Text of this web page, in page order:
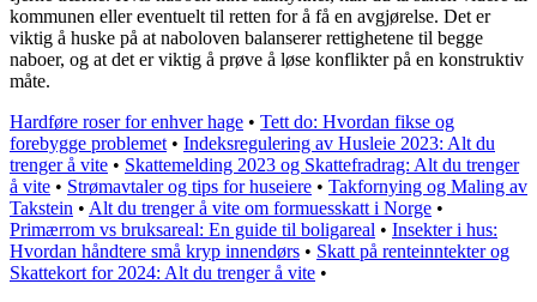
kommunen eller eventuelt til retten for å få en avgjørelse. Det er
viktig å huske på at naboloven balanserer rettighetene til begge
naboer, og at det er viktig å prøve å løse konflikter på en konstruktiv
måte.
Hardføre roser for enhver hage • Tett do: Hvordan fikse og
forebygge problemet • Indeksregulering av Husleie 2023: Alt du
trenger å vite • Skattemelding 2023 og Skattefradrag: Alt du trenger
å vite • Strømavtaler og tips for huseiere • Takfornying og Maling av
Takstein • Alt du trenger å vite om formuesskatt i Norge •
Primærrom vs bruksareal: En guide til boligareal • Insekter i hus:
Hvordan håndtere små kryp innendørs • Skatt på renteinntekter og
Skattekort for 2024: Alt du trenger å vite •